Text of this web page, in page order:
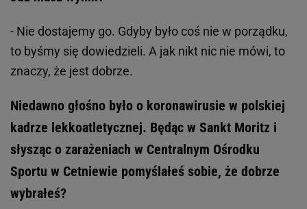
- Nie dostajemy go. Gdyby było coś nie w porządku,
to byśmy się dowiedzieli. A jak nikt nic nie mówi, to
znaczy, że jest dobrze.
Niedawno głośno było o koronawirusie w polskiej
kadrze lekkoatletycznej. Będąc w Sankt Moritz i
słysząc o zarażeniach w Centralnym Ośrodku
Sportu w Cetniewie pomyślałeś sobie, że dobrze
wybrałeś?